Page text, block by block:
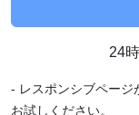
24
- レスポンシブページ
お試しください。